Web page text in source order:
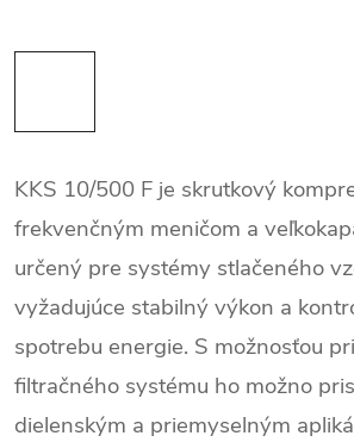
KKS 10/500 F je skrutkový
frekvenčným meničom a
určený pre systémy stlačeného
vyžadujúce stabilný výkon a
spotrebu energie. S možnosťou
filtračného systému ho možno
dielenským a priemyselným